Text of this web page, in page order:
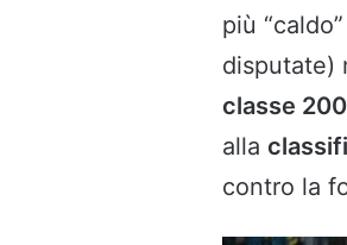
più
disputate)
classe
alla
contro la